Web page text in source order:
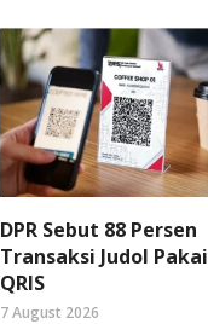
DPR Sebut 88 Persen
Transaksi Judol Pakai
QRIS
7 August 2026